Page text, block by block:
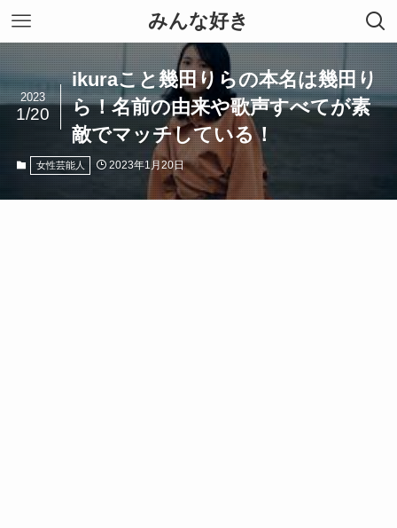
みんな好き
ikuraこと幾田りらの本名は幾田り
ら！名前の由来や歌声すべてが素
敵でマッチしている！
2023
1/20
女性芸能人 2023年1月20日